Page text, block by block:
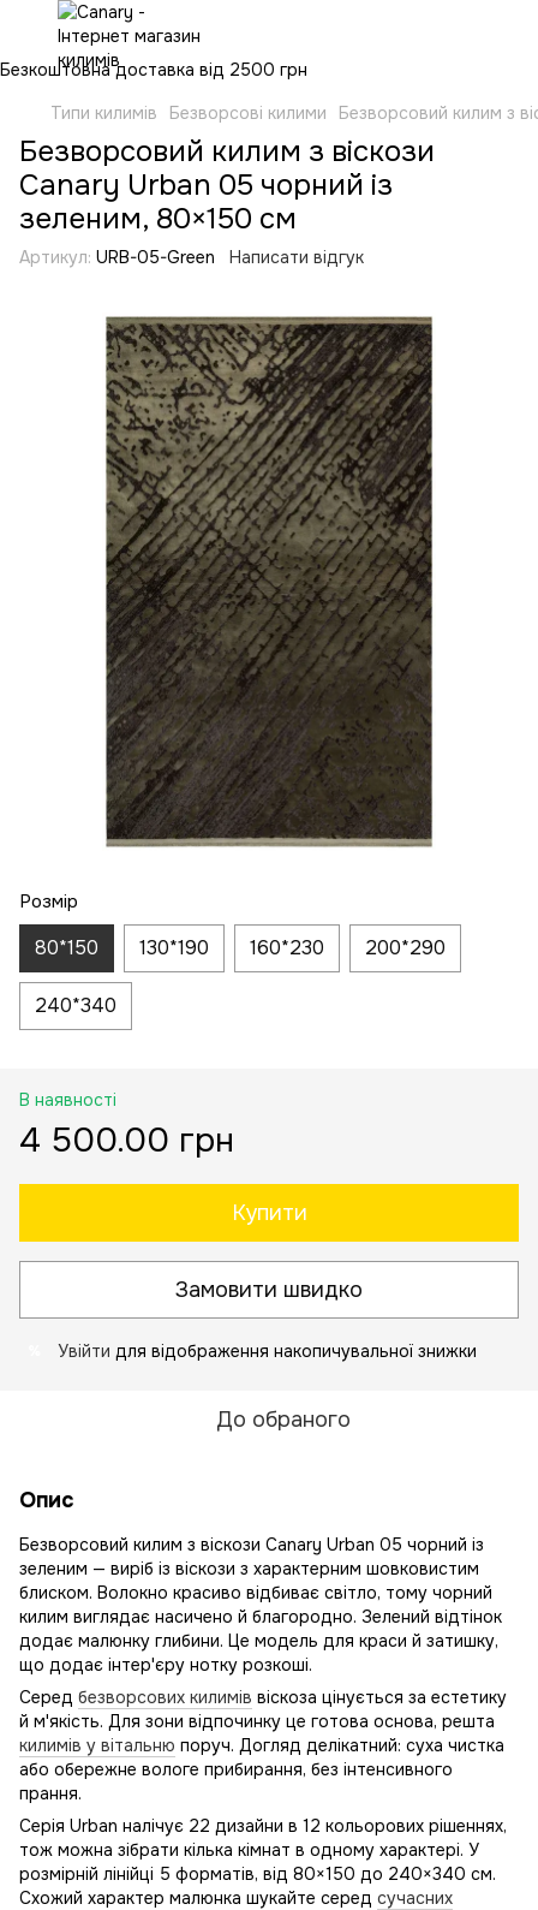
Безкоштовна доставка від 2500 грн
Типи килимів
Безворсові килими Безворсовий килим з
Безворсовий килим з віскози
Canary Urban 05 чорний із
зеленим, 80×150 см
Артикул: URB-05-Green Написати відгук
Розмір
80*150 130*190 160*230 200*290
240*340
В наявності
4 500.00 грн
Купити
Замовити швидко
Увійти для відображення накопичувальної знижки
До обраного
Опис
Безворсовий килим з віскози Canary Urban 05 чорний із
зеленим — виріб із віскози з характерним шовковистим
блиском. Волокно красиво відбиває світло, тому чорний
килим виглядає насичено й благородно. Зелений відтінок
додає малюнку глибини. Це модель для краси й затишку,
що додає інтер'єру нотку розкоші.
Серед безворсових килимів віскоза цінується за естетику
й м'якість. Для зони відпочинку це готова основа, решта
килимів у вітальню поруч. Догляд делікатний: суха чистка
або обережне вологе прибирання, без інтенсивного
прання.
Серія Urban налічує 22 дизайни в 12 кольорових рішеннях,
тож можна зібрати кілька кімнат в одному характері. У
розмірній лінійці 5 форматів, від 80×150 до 240×340 см.
Схожий характер малюнка шукайте серед сучасних